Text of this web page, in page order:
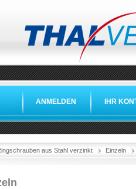
ANMELDEN IHR
aus Stahl verzinkt Einzeln